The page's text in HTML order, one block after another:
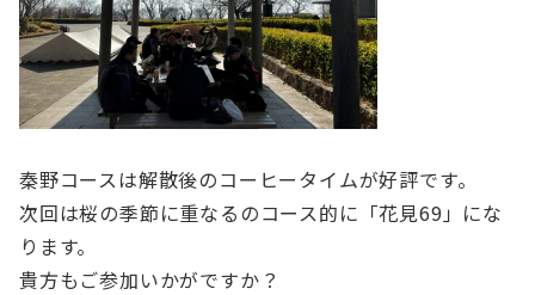
秦野コースは解散後のコーヒータイムが好評です。
次回は桜の季節に重なるのコース的に「花見69」にな
ります。
貴方もご参加いかがですか？